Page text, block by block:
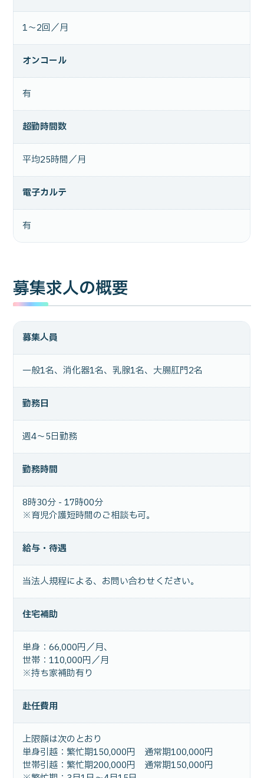
1～2回／月
オンコール
有
超勤時間数
平均25時間／月
電子カルテ
有
募集求人の概要
募集人員
一般1名、消化器1名、乳腺1名、大腸肛門2名
勤務日
週4～5日勤務
勤務時間
8時30分 - 17時00分
※育児介護短時間のご相談も可。
給与・待遇
当法人規程による、お問い合わせください。
住宅補助
単身：66,000円／月、
世帯：110,000円／月
※持ち家補助有り
赴任費用
上限額は次のとおり
単身引越：繁忙期150,000円 通常期100,000円
世帯引越：繁忙期200,000円 通常期150,000円